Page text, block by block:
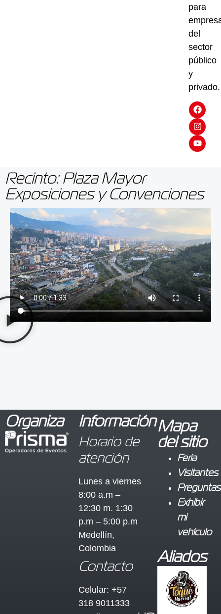
para
del
sector
público
y
privado.
Recinto: Plaza Mayor
Exposiciones y Convenciones
Mapa
del sitio
Feria
Visitantes
Preguntas
Exhibir
mi
vehículo
Aliados
Información
Horario de
atención
Lunes a viernes
8:00 a.m –
12:30 m. 1:30
p.m – 5:00 p.m
Medellín,
Colombia
Contacto
Celular: +57
318 9011333
Organiza